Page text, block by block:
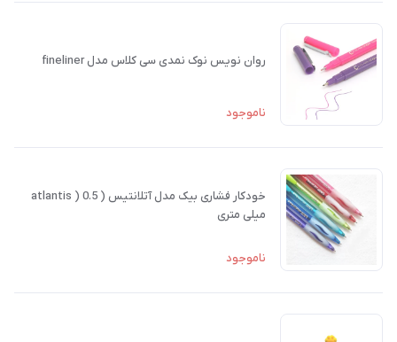
روان نویس نوک نمدی سی کلاس مدل fineliner
ناموجود
خودکار فشاری بیک مدل آتلانتیس ( atlantis ) 0.5
میلی متری
ناموجود